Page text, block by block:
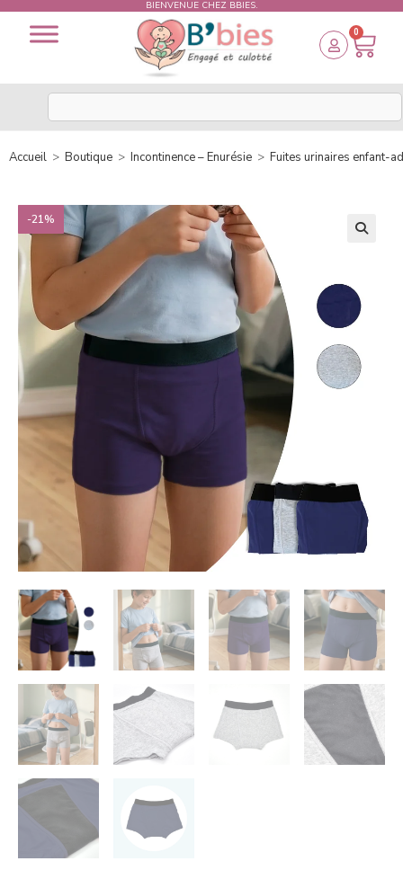
BIENVENUE CHEZ BBIES.
0
Accueil > Boutique > Incontinence – Enurésie > Fuites urinaires enfant-
-21%